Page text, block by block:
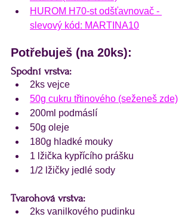
HUROM H70-st odšťavnovač -
slevový kód: MARTINA10
Potřebuješ (na 20ks):
Spodní vrstva:
2ks vejce
50g cukru třtinového (seženeš zde)
200ml podmáslí
50g oleje
180g hladké mouky
1 lžička kypřícího prášku
1/2 lžičky jedlé sody
Tvarohová vrstva:
2ks vanilkového pudinku